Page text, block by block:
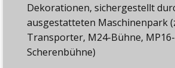
Dekorationen, sichergestellt
ausgestatteten Maschinenpark
Transporter, M24-Bühne,
Scherenbühne)